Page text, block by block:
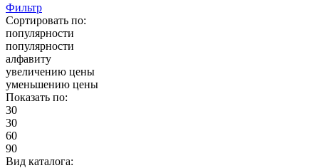
Фильтр
Сортировать по:
популярности
популярности
алфавиту
увеличению цены
уменьшению цены
Показать по:
30
30
60
90
Вид каталога: